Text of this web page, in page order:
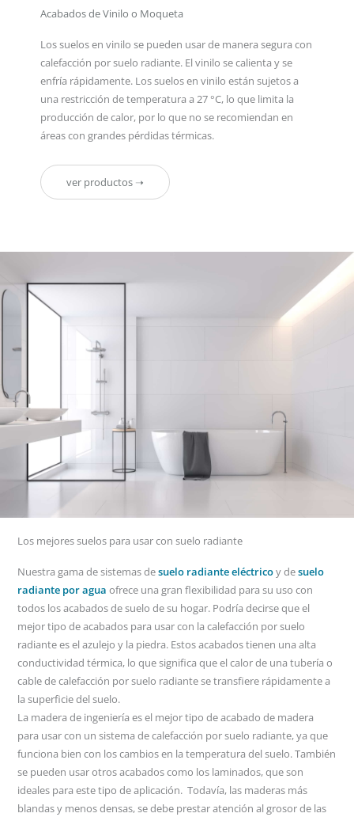
Acabados de Vinilo o Moqueta
Los suelos en vinilo se pueden usar de manera segura con
calefacción por suelo radiante. El vinilo se calienta y se
enfría rápidamente. Los suelos en vinilo están sujetos a
una restricción de temperatura a 27 °C, lo que limita la
producción de calor, por lo que no se recomiendan en
áreas con grandes pérdidas térmicas.
ver productos ➝
Los mejores suelos para usar con suelo radiante
Nuestra gama de sistemas desuelo radiante eléctricoy desuelo
radiante por agua ofrece una gran flexibilidad para su uso con
todos los acabados de suelo de su hogar. Podría decirse que el
mejor tipo de acabados para usar con la calefacción por suelo
radiante es el azulejo y la piedra. Estos acabados tienen una alta
conductividad térmica, lo que significa que el calor de una tubería o
cable de calefacción por suelo radiante se transfiere rápidamente a
la superficie del suelo.
La madera de ingeniería es el mejor tipo de acabado de madera
para usar con un sistema de calefacción por suelo radiante, ya que
funciona bien con los cambios en la temperatura del suelo. También
se pueden usar otros acabados como los laminados, que son
ideales para este tipo de aplicación. Todavía, las maderas más
blandas y menos densas, se debe prestar atención al grosor de las